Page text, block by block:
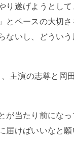
り遂げようとし
ペースの大切さ
ないし、どうい
主演の志尊と岡
当たり前にな
届けばいいなと